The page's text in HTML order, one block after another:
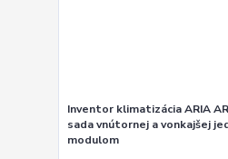
Inventor klimatizácia ARIA
sada vnútornej a vonkajšej
modulom